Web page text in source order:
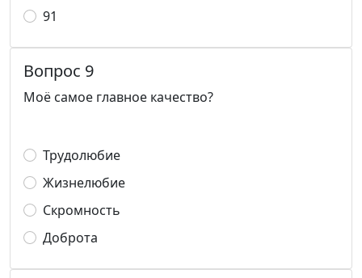
91
Вопрос 9
Моё самое главное качество?
Трудолюбие
Жизнелюбие
Скромность
Доброта